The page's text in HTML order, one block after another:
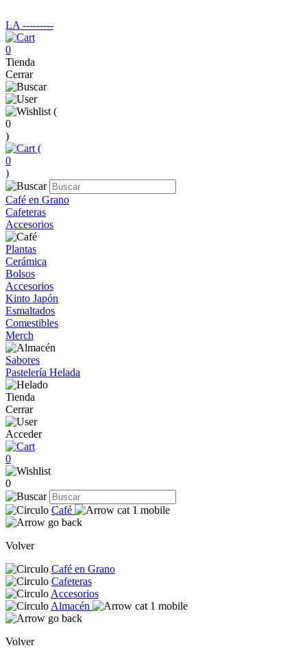
LA ‑‑‑‑‑‑‑‑‑
0
Tienda
Cerrar
(
0
)
(
0
)
Café en Grano
Cafeteras
Accesorios
Plantas
Cerámica
Bolsos
Accesorios
Kinto Japón
Esmaltados
Comestibles
Merch
Sabores
Pastelería Helada
Tienda
Cerrar
Acceder
0
0
Café
Volver
Café en Grano
Cafeteras
Accesorios
Almacén
Volver